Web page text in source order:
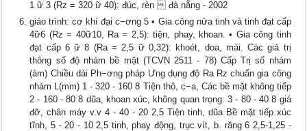
1 ữ 3 (Rz = 320 ữ 40): đúc, rèn  đà nẵng - 2002
giáo trình: cơ khí đại c−ơng 5 • Gia công nửa tinh và tinh đạt cấp
4ữ6 (Rz = 40ữ10, Ra = 2,5): tiện, phay, khoan. • Gia công tinh
đạt cấp 6 ữ 8 (Ra = 2,5 ữ 0,32): khoét, doa, mài. Các giá trị
thông số độ nhám bề mặt (TCVN 2511 - 78) Cấp Trị số nhám
(àm) Chiều dài Ph−ơng pháp Ưng dụng độ Ra Rz chuẩn gia công
nhám L(mm) 1 - 320 - 160 8 Tiện thô, c−a, Các bề mặt không tiếp
2 - 160 - 80 8 dũa, khoan xúc, không quan trọng: 3 - 80 - 40 8 giá
đỡ, chân máy v.v 4 - 40 - 20 2,5 Tiện tinh, dũa Bề mặt tiếp xúc
tĩnh, 5 - 20 - 10 2,5 tinh, phay động, trục vít, b. răng 6 2,5-1,25 -